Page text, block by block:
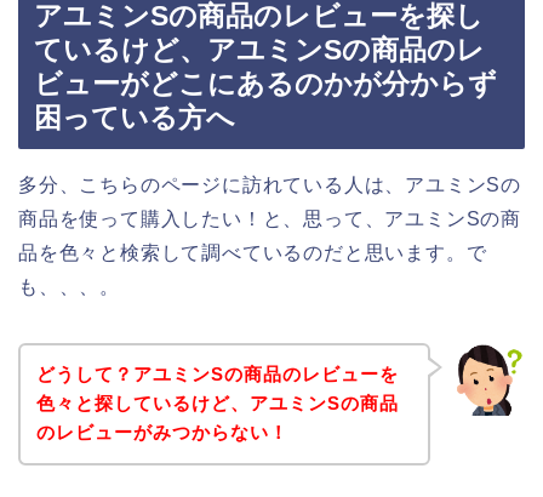
アユミンSの商品のレビューを探し
ているけど、アユミンSの商品のレ
ビューがどこにあるのかが分からず
困っている方へ
多分、こちらのページに訪れている人は、アユミンSの
商品を使って購入したい！と、思って、アユミンSの商
品を色々と検索して調べているのだと思います。で
も、、、。
どうして？アユミンSの商品のレビューを
色々と探しているけど、アユミンSの商品
のレビューがみつからない！